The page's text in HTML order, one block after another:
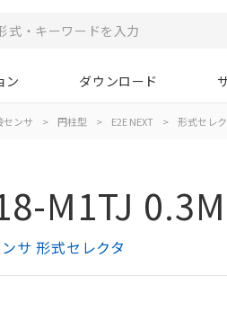
ン ダウンロード
センサ > 円柱型 > E2E NEXT > 形式セレ
M1TJ 0.3M
サ 形式セレクタ